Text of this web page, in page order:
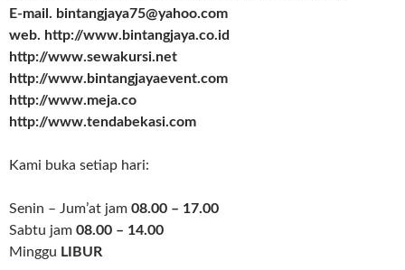
E-mail. bintangjaya75@yahoo.com
web. http://www.bintangjaya.co.id
http://www.sewakursi.net
http://www.bintangjayaevent.com
http://www.meja.co
http://www.tendabekasi.com
Kami buka setiap hari:
Senin – Jum’at jam 08.00 – 17.00
Sabtu jam 08.00 – 14.00
Minggu LIBUR